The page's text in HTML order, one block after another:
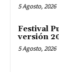
5 Agosto, 2026
Festival
versión
5 Agosto, 2026